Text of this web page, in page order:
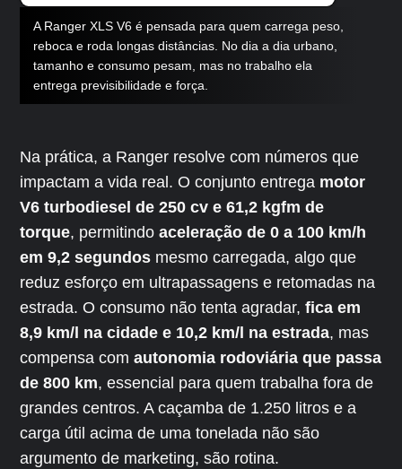
A Ranger XLS V6 é pensada para quem carrega peso,
reboca e roda longas distâncias. No dia a dia urbano,
tamanho e consumo pesam, mas no trabalho ela
entrega previsibilidade e força.
Na prática, a Ranger resolve com números que
impactam a vida real. O conjunto entrega motor
V6 turbodiesel de 250 cv e 61,2 kgfm de
torque, permitindoaceleração de 0 a 100 km/h
em 9,2 segundos mesmo carregada, algo que
reduz esforço em ultrapassagens e retomadas na
estrada. O consumo não tenta agradar,fica em
8,9 km/l na cidade e 10,2 km/l na estrada, mas
compensa comautonomia rodoviária que passa
de 800 km, essencial para quem trabalha fora de
grandes centros. A caçamba de 1.250 litros e a
carga útil acima de uma tonelada não são
argumento de marketing, são rotina.